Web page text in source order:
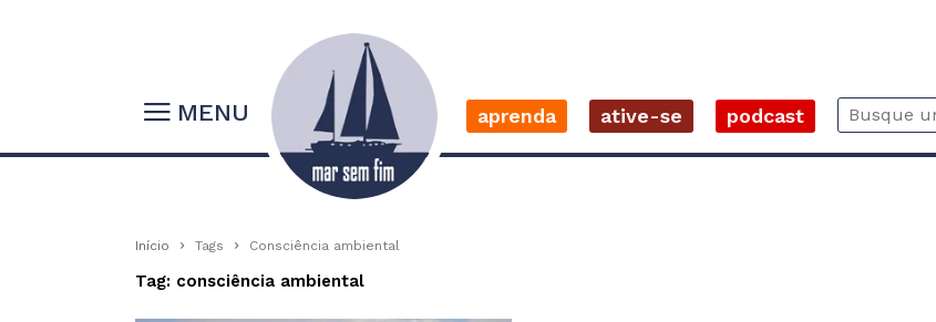
MENU aprenda ative-se podcast
Início Tags Consciência ambiental
Tag: consciência ambiental